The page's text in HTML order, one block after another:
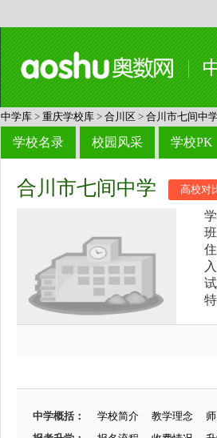
中学库 > 重庆学校库 > 合川区 > 合川市七间中
学校名录 校园风采 学校PK
合川市七间中学 高校对
中学概括： 学校简介 教学理念